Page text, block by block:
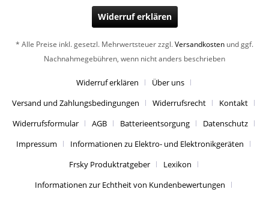
Widerruf erklären
* Alle Preise inkl. gesetzl. Mehrwertsteuer zzgl.Versandkosten und ggf.
Nachnahmegebühren, wenn nicht anders beschrieben
Widerruf erklären
Über uns
Versand und Zahlungsbedingungen
Widerrufsrecht
Kontakt
Widerrufsformular
AGB Batterieentsorgung
Datenschutz
Impressum
Informationen zu Elektro- und Elektronikgeräten
Frsky Produktratgeber
Lexikon
Informationen zur Echtheit von Kundenbewertungen